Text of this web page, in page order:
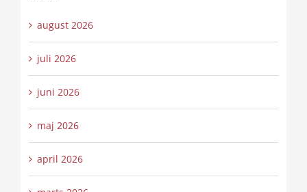
august 2026
juli 2026
juni 2026
maj 2026
april 2026